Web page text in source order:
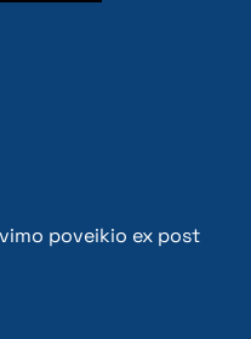
poveikio ex post